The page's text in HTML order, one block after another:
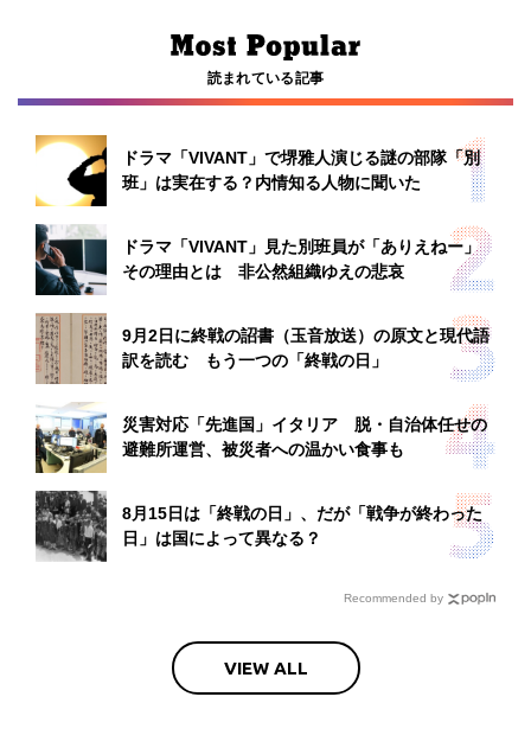
読まれている記事
ドラマ「VIVANT」で堺雅人演じる謎の部隊「別
班」は実在する？内情知る人物に聞いた
ドラマ「VIVANT」見た別班員が「ありえねー」
その理由とは 非公然組織ゆえの悲哀
9月2日に終戦の詔書（玉音放送）の原文と現代語
訳を読む もう一つの「終戦の日」
災害対応「先進国」イタリア 脱・自治体任せの
避難所運営、被災者への温かい食事も
8月15日は「終戦の日」、だが「戦争が終わった
日」は国によって異なる？
Recommended by
VIEW ALL